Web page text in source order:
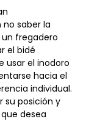
saber la
fregadero
el bidé
usar el inodoro
hacia el
individual.
su posición y
desea